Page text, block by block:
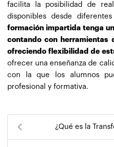
facilita la posibilidad de
disponibles desde
formación impartida tenga
contando con herramientas
ofreciendo flexibilidad de
ofrecer una enseñanza de
con la que los alumnos
profesional y formativa.
¿Qué es la